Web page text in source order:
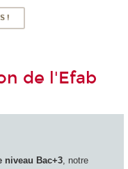
!
de l'Efab
niveau Bac+3, notre